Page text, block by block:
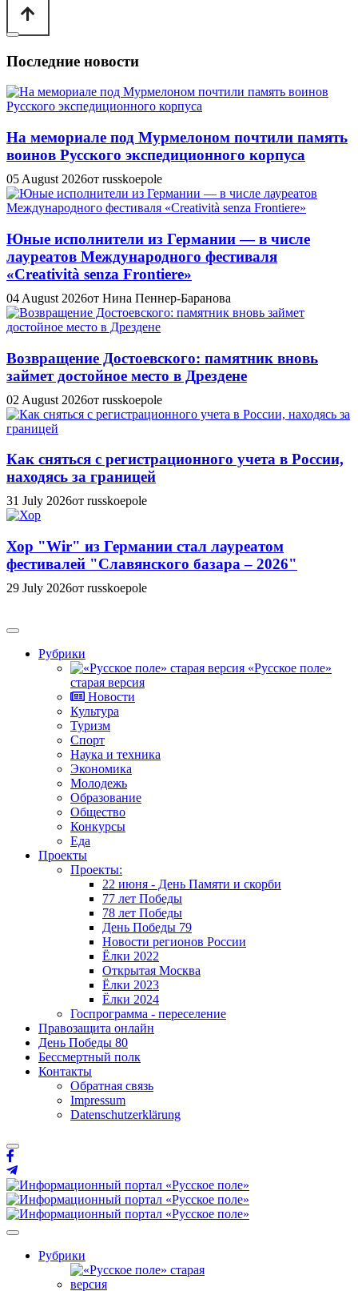
Последние новости
На мемориале под Мурмелоном почтили память
воинов Русского экспедиционного корпуса
05 August 2026от russkoepole
Юные исполнители из Германии — в числе
лауреатов Международного фестиваля
«Creatività senza Frontiere»
04 August 2026от Нина Пеннер-Баранова
Возвращение Достоевского: памятник вновь
займет достойное место в Дрездене
02 August 2026от russkoepole
Как сняться с регистрационного учета в России,
находясь за границей
31 July 2026от russkoepole
Хор "Wir" из Германии стал лауреатом
фестивалей "Славянского базара – 2026"
29 July 2026от russkoepole
Рубрики
«Русское поле»
старая версия
Новости
Культура
Туризм
Спорт
Наука и техника
Экономика
Молодежь
Образование
Общество
Конкурсы
Еда
Проекты
Проекты:
22 июня - День Памяти и скорби
77 лет Победы
78 лет Победы
День Победы 79
Новости регионов России
Ёлки 2022
Открытая Москва
Ёлки 2023
Ёлки 2024
Госпрограмма - переселение
Правозащита онлайн
День Победы 80
Бессмертный полк
Контакты
Обратная связь
Impressum
Datenschutzerklärung
Рубрики